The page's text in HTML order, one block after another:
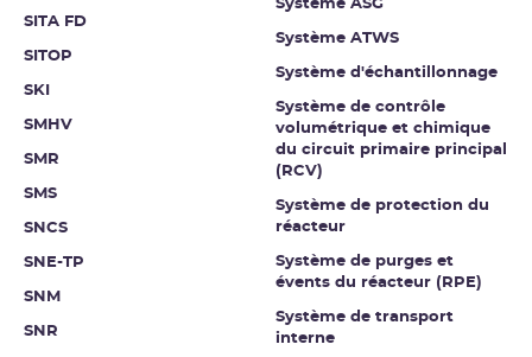
SITA FD
SITOP
SKI
SMHV
SMR
SMS
SNCS
SNE-TP
SNM
SNR
Système ASG
Système ATWS
Système d'échantillonnage
Système de contrôle
volumétrique et chimique
du circuit primaire principal
(RCV)
Système de protection du
réacteur
Système de purges et
évents du réacteur (RPE)
Système de transport
interne